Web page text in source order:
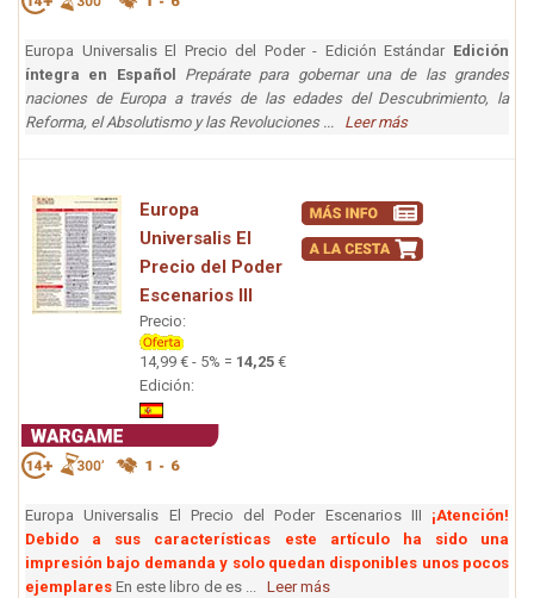
Europa Universalis El Precio del Poder - Edición Estándar Edición
íntegra en Español
Prepárate para gobernar una de las grandes
naciones de Europa a través de las edades del Descubrimiento, la
Reforma, el Absolutismo y las Revoluciones ... Leer más
Europa
Universalis El
Precio del Poder
Escenarios III
Precio:
14,99 € - 5% = 14,25 €
Edición:
Europa Universalis El Precio del Poder Escenarios III ¡Atención!
Debido a sus características este artículo ha sido una
impresión bajo demanda y solo quedan disponibles unos pocos
ejemplares En este libro de es ... Leer más